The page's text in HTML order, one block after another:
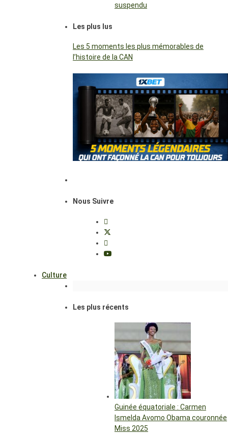
suspendu
Les plus lus
Les 5 moments les plus mémorables de
l’histoire de la CAN
Nous Suivre
Culture
Les plus récents
Guinée équatoriale : Carmen
Ismelda Avomo Obama couronnée
Miss 2025